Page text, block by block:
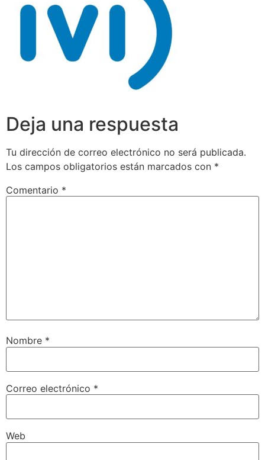
Deja una respuesta
Tu dirección de correo electrónico no será publicada.
Los campos obligatorios están marcados con *
Comentario *
Nombre *
Correo electrónico *
Web